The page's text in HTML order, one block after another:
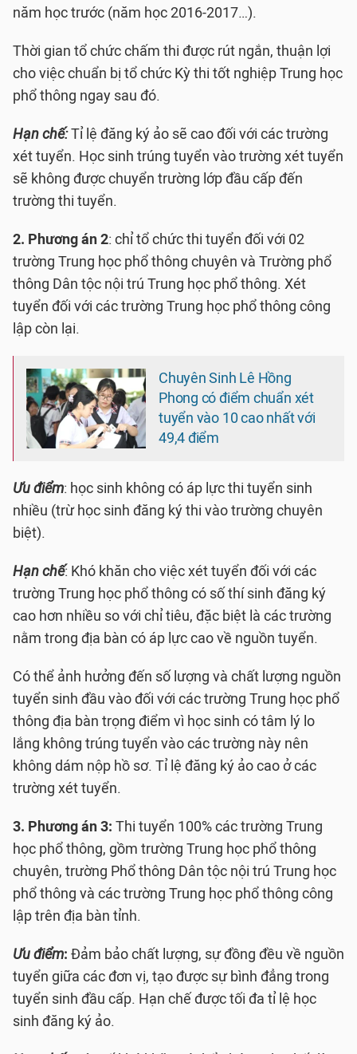
năm học trước (năm học 2016-2017…).
Thời gian tổ chức chấm thi được rút ngắn, thuận lợi
cho việc chuẩn bị tổ chức Kỳ thi tốt nghiệp Trung học
phổ thông ngay sau đó.
Hạn chế:Tỉ lệ đăng ký ảo sẽ cao đối với các trường
xét tuyển. Học sinh trúng tuyển vào trường xét tuyển
sẽ không được chuyển trường lớp đầu cấp đến
trường thi tuyển.
2. Phương án 2: chỉ tổ chức thi tuyển đối với 02
trường Trung học phổ thông chuyên và Trường phổ
thông Dân tộc nội trú Trung học phổ thông. Xét
tuyển đối với các trường Trung học phổ thông công
lập còn lại.
Chuyên Sinh Lê Hồng
Phong có điểm chuẩn xét
tuyển vào 10 cao nhất với
49,4 điểm
Ưu điểm: học sinh không có áp lực thi tuyển sinh
nhiều (trừ học sinh đăng ký thi vào trường chuyên
biệt).
Hạn chế: Khó khăn cho việc xét tuyển đối với các
trường Trung học phổ thông có số thí sinh đăng ký
cao hơn nhiều so với chỉ tiêu, đặc biệt là các trường
nằm trong địa bàn có áp lực cao về nguồn tuyển.
Có thể ảnh hưởng đến số lượng và chất lượng nguồn
tuyển sinh đầu vào đối với các trường Trung học phổ
thông địa bàn trọng điểm vì học sinh có tâm lý lo
lắng không trúng tuyển vào các trường này nên
không dám nộp hồ sơ. Tỉ lệ đăng ký ảo cao ở các
trường xét tuyển.
3. Phương án 3: Thi tuyển 100% các trường Trung
học phổ thông, gồm trường Trung học phổ thông
chuyên, trường Phổ thông Dân tộc nội trú Trung học
phổ thông và các trường Trung học phổ thông công
lập trên địa bàn tỉnh.
Ưu điểm: Đảm bảo chất lượng, sự đồng đều về nguồn
tuyển giữa các đơn vị, tạo được sự bình đẳng trong
tuyển sinh đầu cấp. Hạn chế được tối đa tỉ lệ học
sinh đăng ký ảo.